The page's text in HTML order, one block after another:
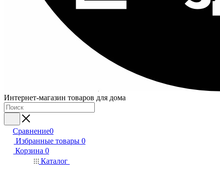
Интернет-магазин товаров для дома
Сравнение0
Избранные товары 0
Корзина 0
Каталог